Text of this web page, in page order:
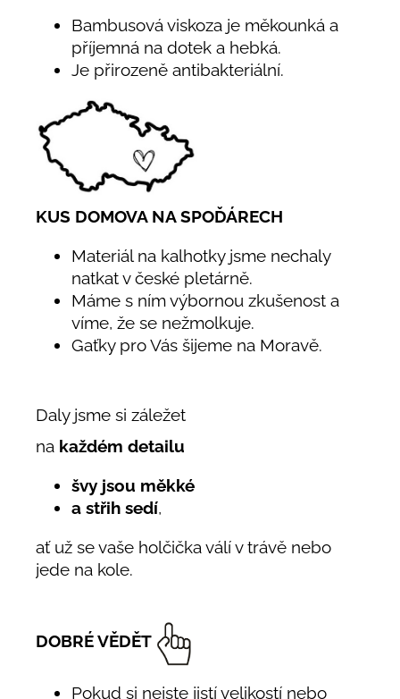
Bambusová viskoza je měkounká a
příjemná na dotek a hebká.
Je přirozeně antibakteriální.
KUS DOMOVA NA SPOĎÁRECH
Materiál na kalhotky jsme nechaly
natkat v české pletárně.
Máme s ním výbornou zkušenost a
víme, že se nežmolkuje.
Gaťky pro Vás šijeme na Moravě.
Daly jsme si záležet
na každém detailu
švy jsou měkké
a střih sedí,
ať už se vaše holčička válí v trávě nebo
jede na kole.
DOBRÉ VĚDĚT
Pokud si nejste jistí velikostí nebo